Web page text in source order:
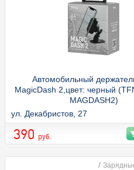
Автомобильный
MagicDash 2,цвет: черный
MAGDASH2)
ул. Декабристов, 27
390 руб.
/